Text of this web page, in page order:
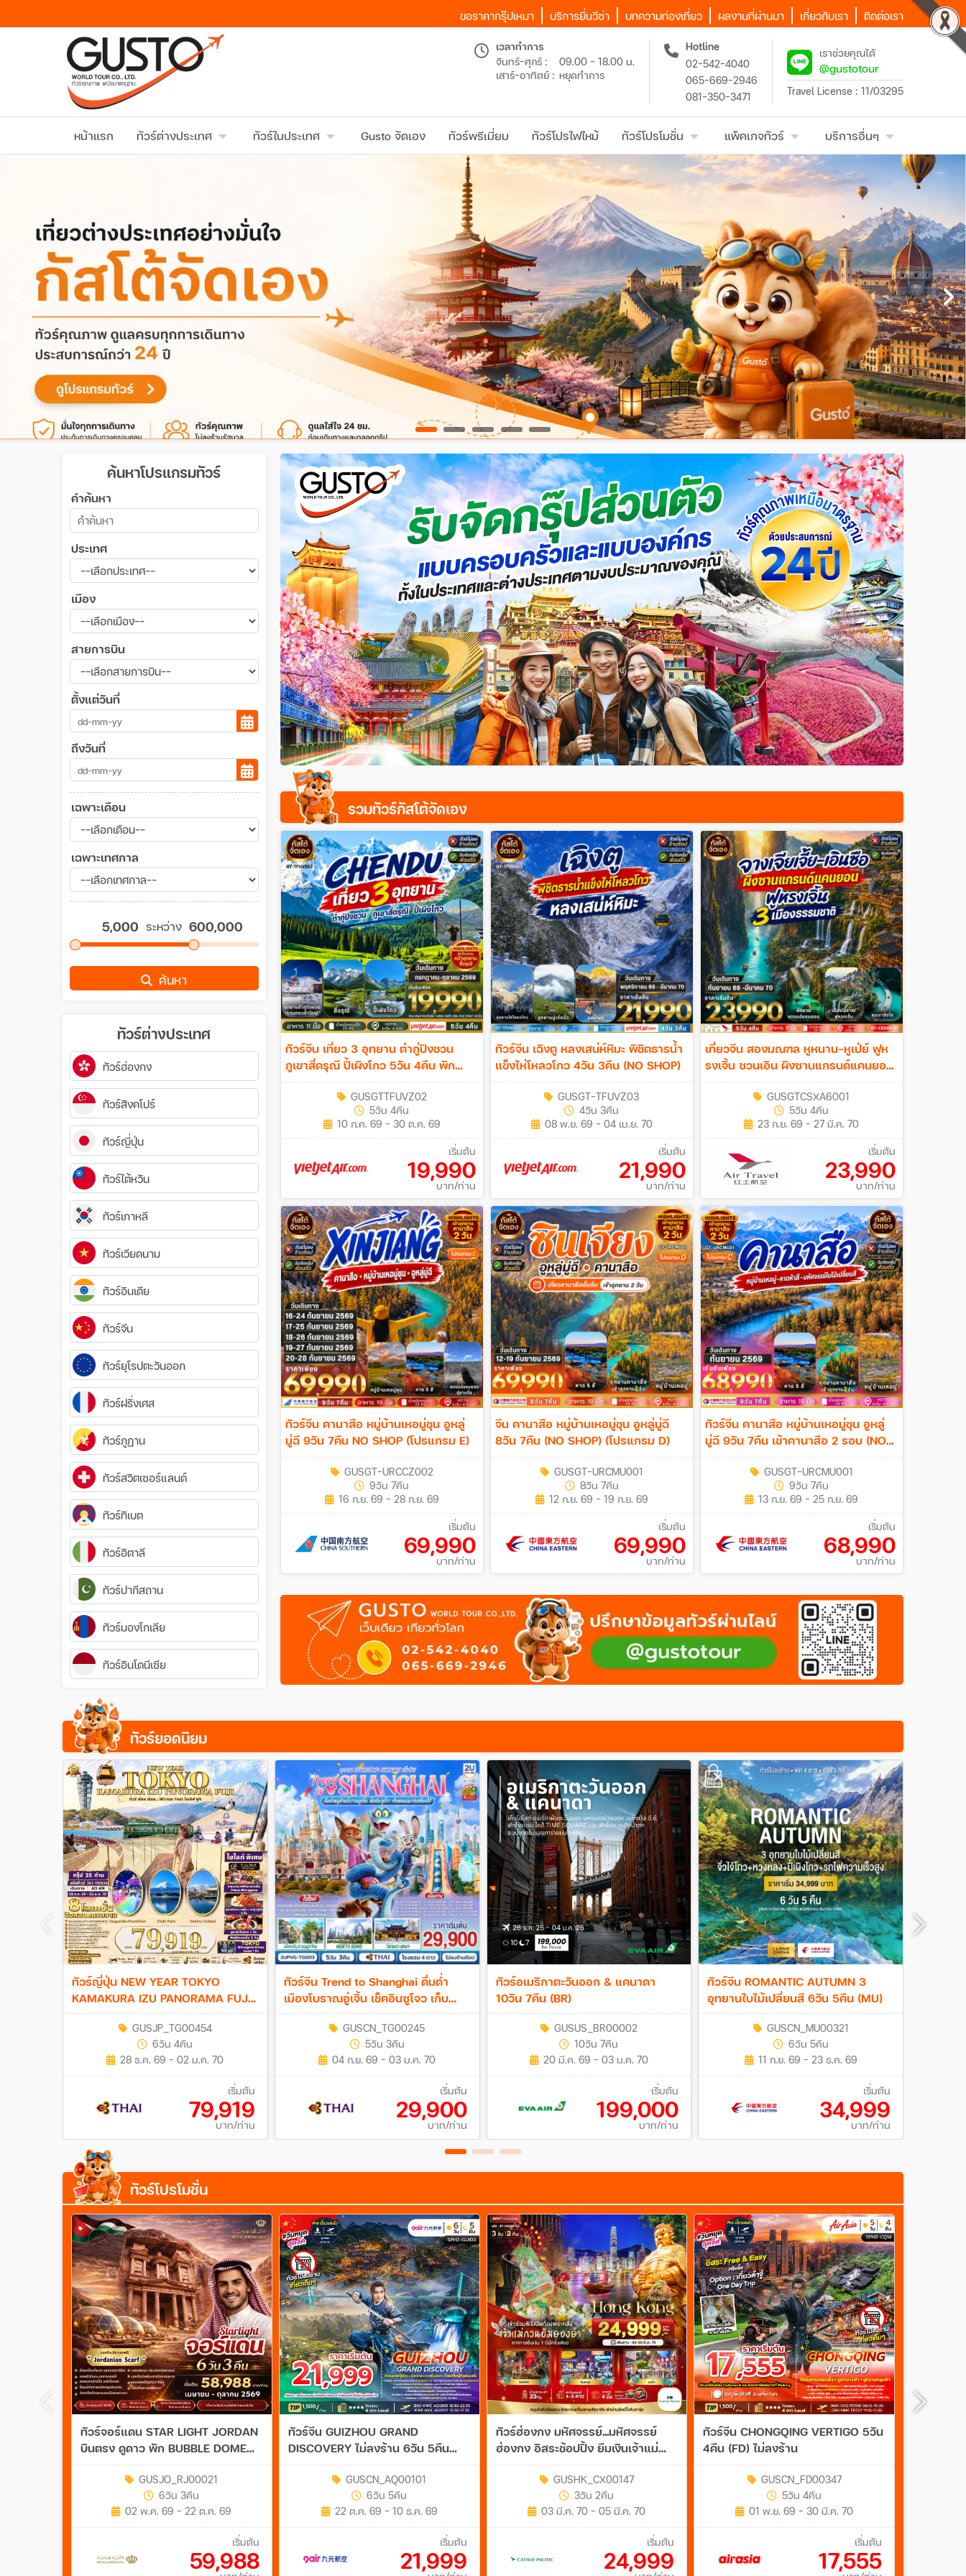
ขอราคากรุ๊ปเหมา บริการยื่นวีซ่า บทความท่องเที่ยว ผลงานที่ผ่านมา เกี่ยวกับเรา ติดต่อเรา
เวลาทำการ
จันทร์-ศุกร์ :
09.00 - 18.00 น.
เสาร์-อาทิตย์ : หยุดทำการ
Hotline
02-542-4040
065-669-2946
081-350-3471
เราช่วยคุณได้
@gustotour
Travel License : 11/03295
หน้าแรก ทัวร์ต่างประเทศ ทัวร์ในประเทศ Gusto จัดเอง ทัวร์พรีเมี่ยม ทัวร์โปรไฟไหม้ ทัวร์โปรโมชั่น แพ็คเกจทัวร์ บริการอื่นๆ
ค้นหาโปรแกรมทัวร์
คำค้นหา
ประเทศ
เมือง
สายการบิน
ตั้งแต่วันที่
ถึงวันที่
เฉพาะเดือน
เฉพาะเทศกาล
ระหว่าง
ค้นหา
ทัวร์ต่างประเทศ
ทัวร์ฮ่องกง
ทัวร์สิงคโปร์
ทัวร์ญี่ปุ่น
ทัวร์ไต้หวัน
ทัวร์เกาหลี
ทัวร์เวียดนาม
ทัวร์อินเดีย
ทัวร์จีน
ทัวร์ยุโรปตะวันออก
ทัวร์ฝรั่งเศส
ทัวร์ภูฏาน
ทัวร์สวิตเซอร์แลนด์
ทัวร์ทิเบต
ทัวร์อิตาลี
ทัวร์ปากีสถาน
ทัวร์มองโกเลีย
ทัวร์อินโดนีเซีย
รวมทัวร์กัสโต้จัดเอง
ทัวร์จีน เที่ยว 3 อุทยาน ต๋ากู่ปิงชวน
ภูเขาสี่ดรุณี ปี้เผิงโกว 5วัน 4คืน พัก
อุทยานหุบเขาสี่ดรุณี 1 คืน(NO SHOP)
GUSGTTFUVZ02
5วัน 4คืน
10 ก.ค. 69 - 30 ต.ค. 69
เริ่มต้น
19,990
บาท/ท่าน
ทัวร์จีน เฉิงตู หลงเสน่ห์หิมะ พิชิตธารน้ำ
แข็งไห่โหลวโกว 4วัน 3คืน (NO SHOP)
GUSGT-TFUVZ03
4วัน 3คืน
08 พ.ย. 69 - 04 เม.ย. 70
เริ่มต้น
21,990
บาท/ท่าน
เที่ยวจีน สองมณฑล หูหนาน–หูเป่ย์ ฟูห
รงเจิ้น ซวนเอิน ผิงซานแกรนด์แคนยอน
5 วัน 4 คืน (No Shop)
GUSGTCSXA6001
5วัน 4คืน
23 ก.ย. 69 - 27 มี.ค. 70
เริ่มต้น
23,990
บาท/ท่าน
ทัวร์จีน คานาสือ หมู่บ้านเหอมู่ชุน อูหลู่
มู่ฉี 9วัน 7คืน NO SHOP (โปรแกรม E)
GUSGT-URCCZ002
9วัน 7คืน
16 ก.ย. 69 - 28 ก.ย. 69
เริ่มต้น
69,990
บาท/ท่าน
จีน คานาสือ หมู่บ้านเหอมู่ชุน อูหลู่มู่ฉี
8วัน 7คืน (NO SHOP) (โปรแกรม D)
GUSGT-URCMU001
8วัน 7คืน
12 ก.ย. 69 - 19 ก.ย. 69
เริ่มต้น
69,990
บาท/ท่าน
ทัวร์จีน คานาสือ หมู่บ้านเหอมู่ชุน อูหลู่
มู่ฉี 9วัน 7คืน เข้าคานาสือ 2 รอบ (NO
SHOP) (โปรแกรม C)
GUSGT-URCMU001
9วัน 7คืน
13 ก.ย. 69 - 25 ก.ย. 69
เริ่มต้น
68,990
บาท/ท่าน
ทัวร์ยอดนิยม
ทัวร์ญี่ปุ่น NEW YEAR TOKYO
KAMAKURA IZU PANORAMA FUJI
6วัน 4คืน (TG)
GUSJP_TG00454
6วัน 4คืน
28 ธ.ค. 69 - 02 ม.ค. 70
เริ่มต้น
79,919
บาท/ท่าน
ทัวร์จีน Trend to Shanghai ดื่มด่ำ
เมืองโบราณอู่เจิ้น เช็คอินซูโจว เก็บ
แลนด์มาร์คเซี่ยงไฮ้ 5วัน 3คืน ตะลอน
Disneyland Shangahi เต็มวัน 5วัน
GUSCN_TG00245
5วัน 3คืน
04 ก.ย. 69 - 03 ม.ค. 70
เริ่มต้น
29,900
บาท/ท่าน
ทัวร์อเมริกาตะวันออก & แคนาดา
10วัน 7คืน (BR)
GUSUS_BR00002
10วัน 7คืน
20 มี.ค. 69 - 03 ม.ค. 70
เริ่มต้น
199,000
บาท/ท่าน
ทัวร์จีน ROMANTIC AUTUMN 3
อุทยานใบไม้เปลี่ยนสี 6วัน 5คืน (MU)
GUSCN_MU00321
6วัน 5คืน
11 ก.ย. 69 - 23 ธ.ค. 69
เริ่มต้น
34,999
บาท/ท่าน
ทัวร์โปรโมชั่น
ทัวร์จอร์แดน STAR LIGHT JORDAN
บินตรง ดูดาว พัก BUBBLE DOME
6วัน 3คืน (RJ)
GUSJO_RJ00021
6วัน 3คืน
02 พ.ค. 69 - 22 ต.ค. 69
เริ่มต้น
59,988
ทัวร์จีน GUIZHOU GRAND
DISCOVERY ไม่ลงร้าน 6วัน 5คืน
(AQ)
GUSCN_AQ00101
6วัน 5คืน
22 ต.ค. 69 - 10 ธ.ค. 69
เริ่มต้น
21,999
ทัวร์ฮ่องกง มหัศจรรย์...มหัศจรรย์
ฮ่องกง อิสระช้อปปิ้ง ยืมเงินเจ้าแม่
กวนอิมฮองฮำ 3วัน 2คืน (CX)
GUSHK_CX00147
3วัน 2คืน
03 มี.ค. 70 - 05 มี.ค. 70
เริ่มต้น
24,999
ทัวร์จีน CHONGQING VERTIGO 5วัน
4คืน (FD) ไม่ลงร้าน
GUSCN_FD00347
5วัน 4คืน
01 พ.ย. 69 - 30 มี.ค. 70
เริ่มต้น
17,555